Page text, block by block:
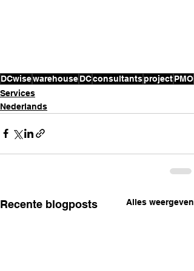
DCwisewarehouseDCconsultantsprojectPMO
Services
Nederlands
Recente blogposts Alles weergeven